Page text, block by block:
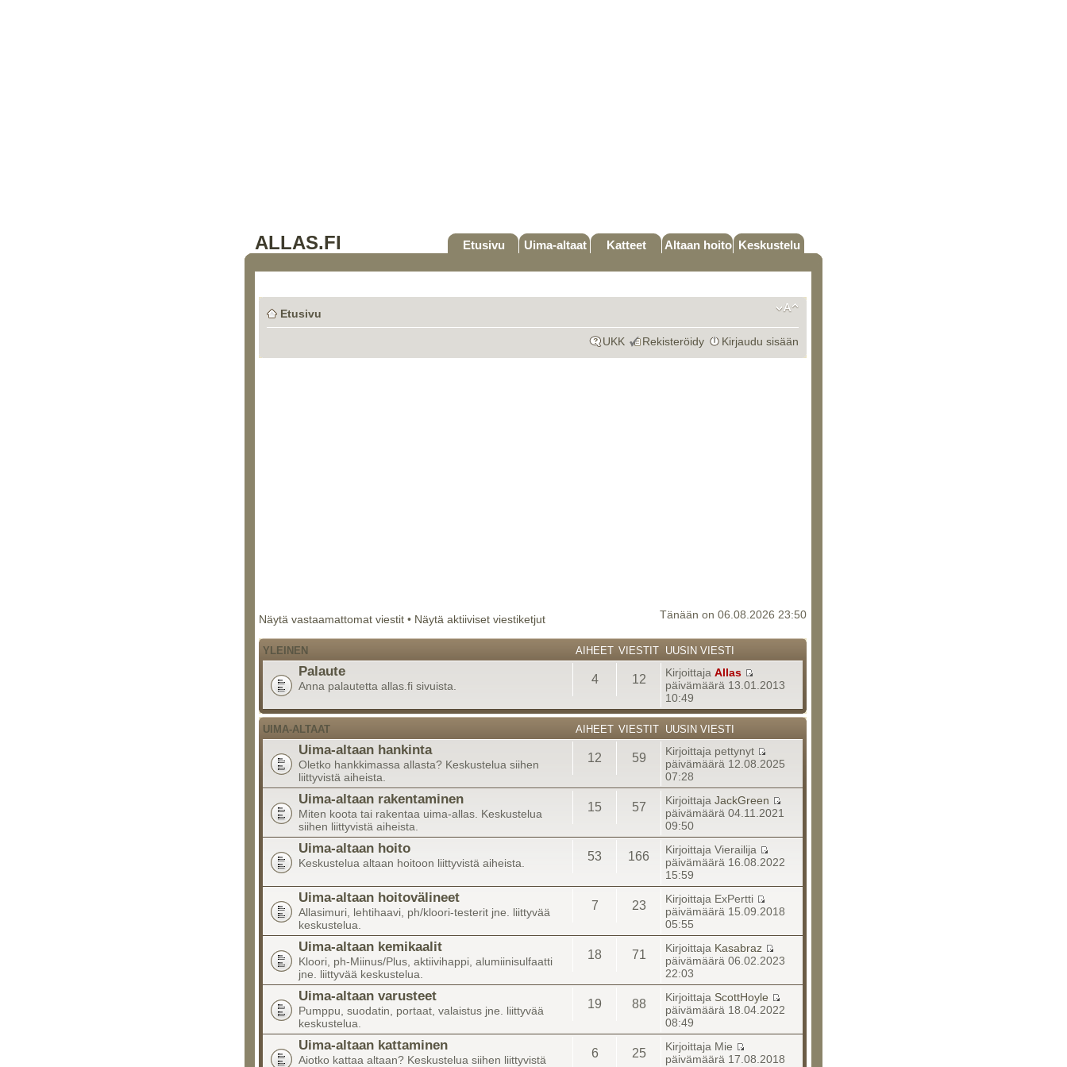
ALLAS.FI Etusivu Uima-altaat Katteet Altaan hoito Keskustelu
Etusivu
UKK Rekisteröidy Kirjaudu sisään
Tänään on 06.08.2026 23:50
Näytä vastaamattomat viestit • Näytä aktiiviset viestiketjut
YLEINEN AIHEET VIESTIT UUSIN VIESTI
Palaute
Anna palautetta allas.fi sivuista. 4 12 Kirjoittaja Allas
päivämäärä 13.01.2013
10:49
UIMA-ALTAAT AIHEET VIESTIT UUSIN VIESTI
Uima-altaan hankinta
Oletko hankkimassa allasta? Keskustelua siihen
liittyvistä aiheista.
12 59
Kirjoittaja pettynyt
päivämäärä 12.08.2025
07:28
Uima-altaan rakentaminen
Miten koota tai rakentaa uima-allas. Keskustelua
siihen liittyvistä aiheista.
15 57 Kirjoittaja JackGreen
päivämäärä 04.11.2021
09:50
Uima-altaan hoito
Keskustelua altaan hoitoon liittyvistä aiheista. 53 166
Kirjoittaja Vierailija
päivämäärä 16.08.2022
15:59
Uima-altaan hoitovälineet
Allasimuri, lehtihaavi, ph/kloori-testerit jne. liittyvää
keskustelua.
7 23
Kirjoittaja ExPertti
päivämäärä 15.09.2018
05:55
Uima-altaan kemikaalit
Kloori, ph-Miinus/Plus, aktiivihappi, alumiinisulfaatti
jne. liittyvää keskustelua.
18 71 Kirjoittaja Kasabraz
päivämäärä 06.02.2023
22:03
Uima-altaan varusteet
Pumppu, suodatin, portaat, valaistus jne. liittyvää
keskustelua.
19 88 Kirjoittaja ScottHoyle
päivämäärä 18.04.2022
08:49
Uima-altaan kattaminen
Aiotko kattaa altaan? Keskustelua siihen liittyvistä
6 25
Kirjoittaja Mie
päivämäärä 17.08.2018